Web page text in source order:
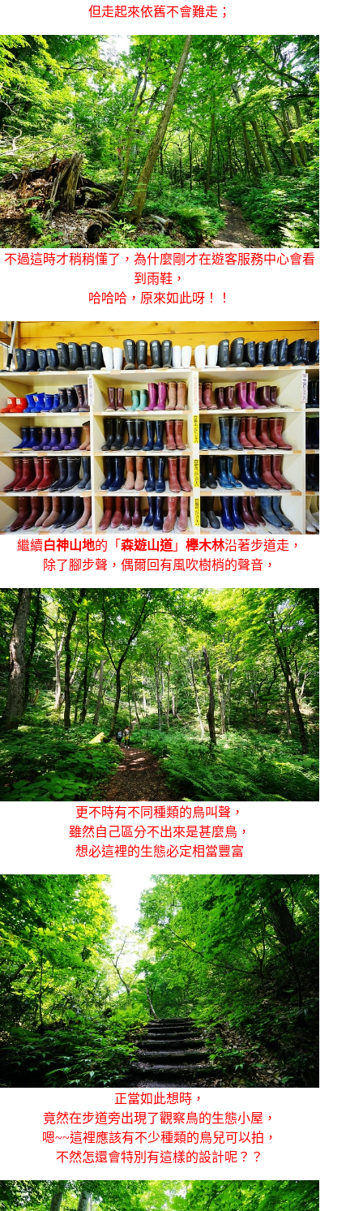
但走起來依舊不會難走；
不過這時才稍稍懂了，為什麼剛才在遊客服務中心會看
到雨鞋，
哈哈哈，原來如此呀！！
繼續白神山地的「森遊山道 」櫸木林沿著步道走，
除了腳步聲，偶爾回有風吹樹梢的聲音，
更不時有不同種類的鳥叫聲，
雖然自己區分不出來是甚麼鳥，
想必這裡的生態必定相當豐富
正當如此想時，
竟然在步道旁出現了觀察鳥的生態小屋，
嗯~~這裡應該有不少種類的鳥兒可以拍，
不然怎還會特別有這樣的設計呢？？